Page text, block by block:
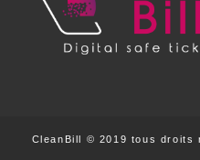
CleanBill © 2019 tous droits